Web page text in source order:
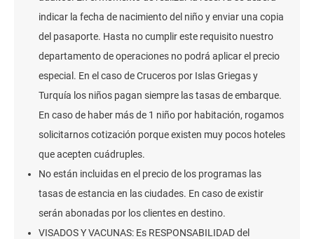
indicar la fecha de nacimiento del niño y enviar una copia
del pasaporte. Hasta no cumplir este requisito nuestro
departamento de operaciones no podrá aplicar el precio
especial. En el caso de Cruceros por Islas Griegas y
Turquía los niños pagan siempre las tasas de embarque.
En caso de haber más de 1 niño por habitación, rogamos
solicitarnos cotización porque existen muy pocos hoteles
que acepten cuádruples.
No están incluidas en el precio de los programas las
tasas de estancia en las ciudades. En caso de existir
serán abonadas por los clientes en destino.
VISADOS Y VACUNAS: Es RESPONSABILIDAD del